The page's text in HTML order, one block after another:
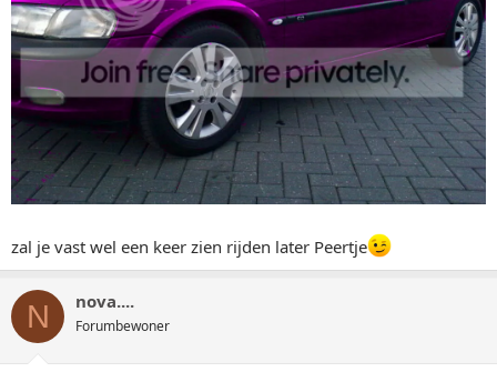
zal je vast wel een keer zien rijden later Peertje
N nova....
Forumbewoner